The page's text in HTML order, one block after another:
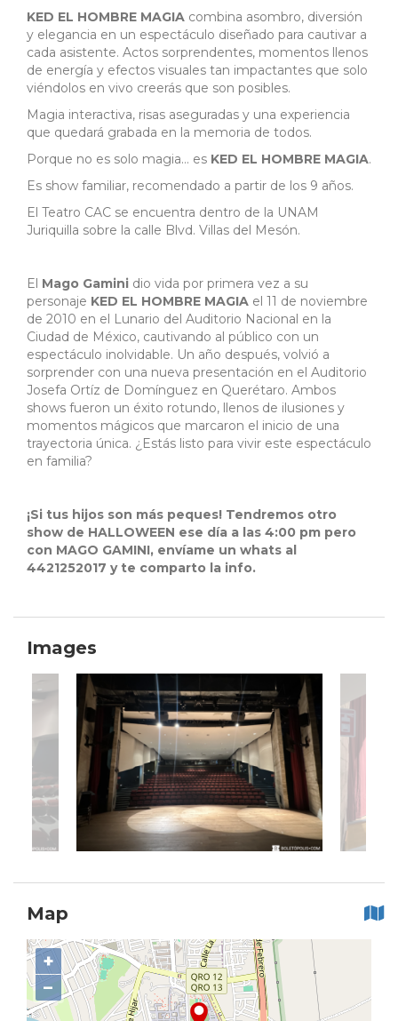
KED EL HOMBRE MAGIA combina asombro, diversión
y elegancia en un espectáculo diseñado para cautivar a
cada asistente. Actos sorprendentes, momentos llenos
de energía y efectos visuales tan impactantes que solo
viéndolos en vivo creerás que son posibles.
Magia interactiva, risas aseguradas y una experiencia
que quedará grabada en la memoria de todos.
Porque no es solo magia… es KED EL HOMBRE MAGIA.
Es show familiar, recomendado a partir de los 9 años.
El Teatro CAC se encuentra dentro de la UNAM
Juriquilla sobre la calle Blvd. Villas del Mesón.
El Mago Gamini dio vida por primera vez a su
personaje KED EL HOMBRE MAGIA el 11 de noviembre
de 2010 en el Lunario del Auditorio Nacional en la
Ciudad de México, cautivando al público con un
espectáculo inolvidable. Un año después, volvió a
sorprender con una nueva presentación en el Auditorio
Josefa Ortíz de Domínguez en Querétaro. Ambos
shows fueron un éxito rotundo, llenos de ilusiones y
momentos mágicos que marcaron el inicio de una
trayectoria única. ¿Estás listo para vivir este espectáculo
en familia?
¡Si tus hijos son más peques! Tendremos otro
show de HALLOWEEN ese día a las 4:00 pm pero
con MAGO GAMINI, envíame un whats al
4421252017 y te comparto la info.
Images
Map
+
−